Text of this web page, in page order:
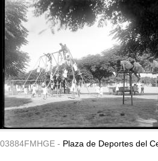
03884FMHGE - Plaza de Deportes del